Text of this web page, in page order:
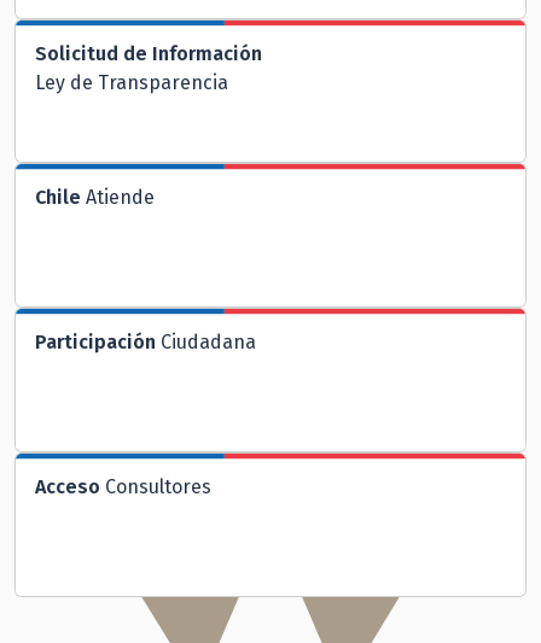
Solicitud de Información
Ley de Transparencia
Chile Atiende
Participación Ciudadana
Acceso Consultores